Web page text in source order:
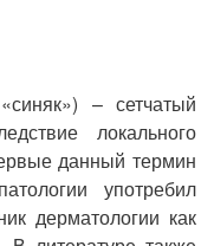
– сетчатый
локального
данный термин
употребил
дерматологии как